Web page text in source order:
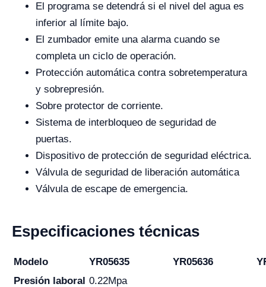
El programa se detendrá si el nivel del agua es
inferior al límite bajo.
El zumbador emite una alarma cuando se
completa un ciclo de operación.
Protección automática contra sobretemperatura
y sobrepresión.
Sobre protector de corriente.
Sistema de interbloqueo de seguridad de
puertas.
Dispositivo de protección de seguridad eléctrica.
Válvula de seguridad de liberación automática
Válvula de escape de emergencia.
Especificaciones técnicas
Modelo YR05635 YR05636
Presión laboral 0.22Mpa